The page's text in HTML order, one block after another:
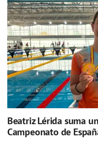
Beatriz Lérida suma
Campeonato de